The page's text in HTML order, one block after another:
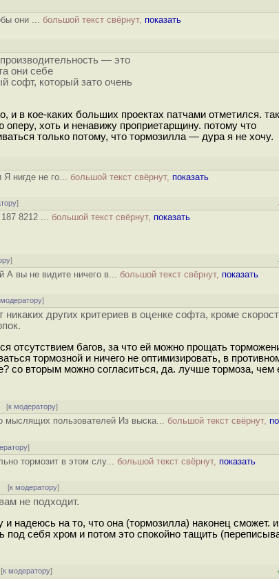
они ... большой текст свёрнут, показать
— это
они себе
софт, который зато очень
в кое-каких больших проектах патчами отметился. так
хоть и ненавижу проприетарщину. потому что
только потому, что тормозилла — дура я не хочу.
нигде не го... большой текст свёрнут, показать
]
8212 ... большой текст свёрнут, показать
]
А вы не видите ничего в... большой текст свёрнут, показать
]
других критериев в оценке софта, кроме
отсутствием багов, за что ей можно прощать
тормозной и ничего не оптимизировать, в
со вторым можно согласиться, да. лучше тормоза, чем
[к модератору]
мыслящих пользователей Из выска... большой текст свёрнут,
]
тормозит в этом слу... большой текст свёрнут, показать
[к модератору]
не подходит.
надеюсь на то, что она (тормозилла) наконец сможет. и
себя хром и потом это спокойно тащить
к модератору]